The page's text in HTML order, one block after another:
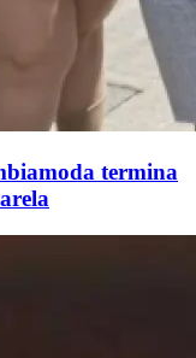
termina